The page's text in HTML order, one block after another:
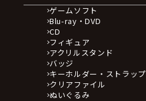
ゲームソフト
Blu-ray・DVD
CD
フィギュア
アクリルスタンド
バッジ
キーホルダー・ストラップ
クリアファイル
ぬいぐるみ